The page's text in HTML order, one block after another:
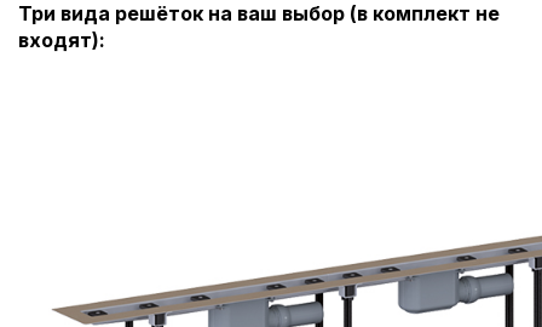
Три вида решёток на ваш выбор (в комплект не
входят):